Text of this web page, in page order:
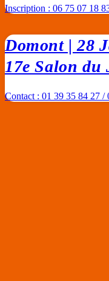
Inscription : 06 75 07 18
Domont | 28
17e Salon du
Contact : 01 39 35 84 27 /